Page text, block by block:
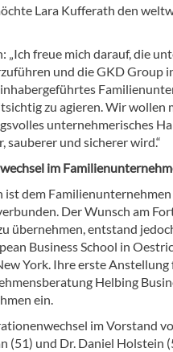
Lara Kufferath den
„Ich freue mich darauf, die
und die GKD Group
zu agieren. Wir
unternehmerisches
sauberer und sicherer wird.“
im
ist dem
Der Wunsch am
übernehmen, entstand
Business School in
York. Ihre erste
Helbing
ein.
im Vorstand
und Dr. Daniel Holstein